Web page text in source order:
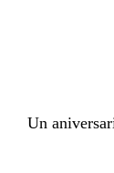
Un